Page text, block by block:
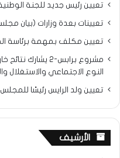
تعيين رئيس جديد للجنة
تعيينات بعدة وزارات (بيان مجلس
تعيين مكلف بمهمة برئاسة
مشروع برابس-2
النوع الاجتماعي والاستغلال
تعيين ولد الرايس رئيسًا
الأرشيف